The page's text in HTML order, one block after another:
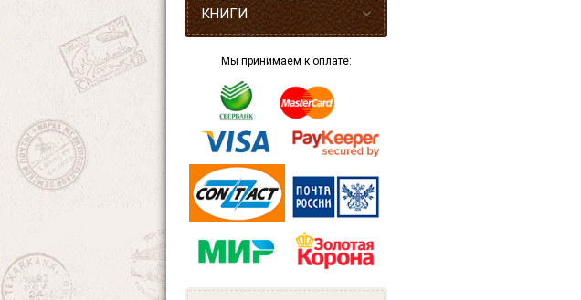
КНИГИ
Мы принимаем к оплате: